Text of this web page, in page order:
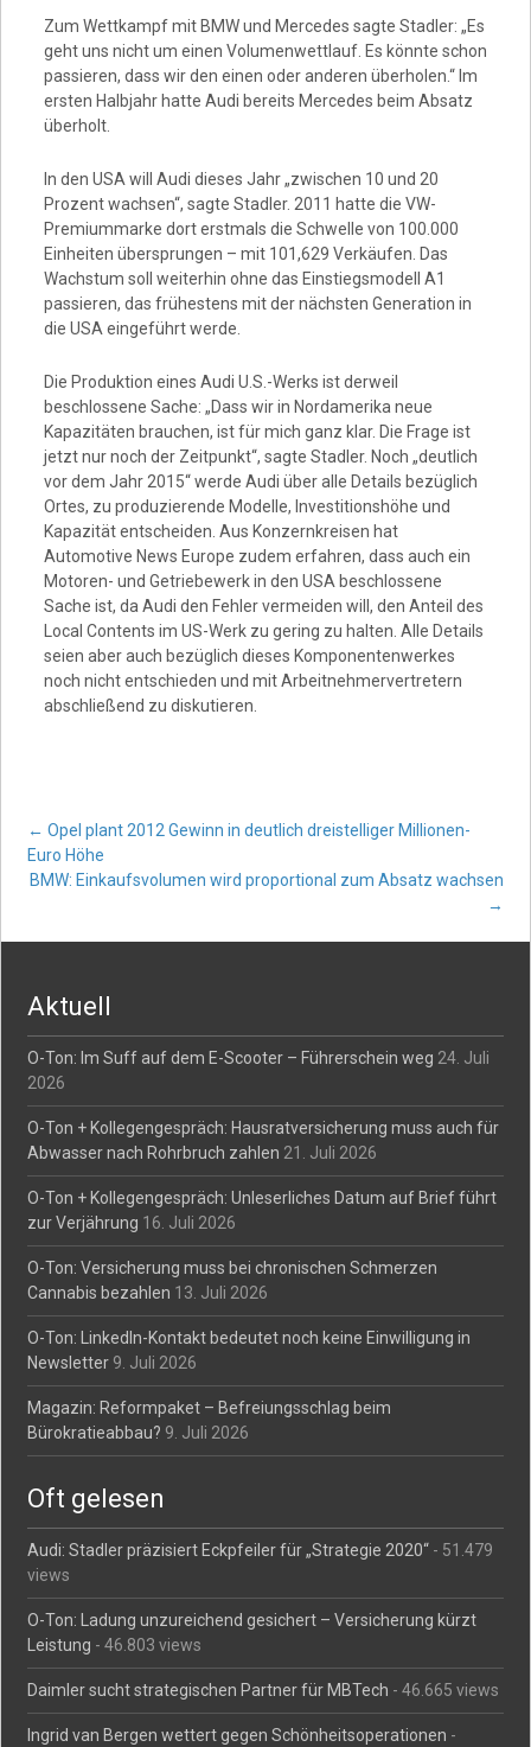
Zum Wettkampf mit BMW und Mercedes sagte Stadler: „Es
geht uns nicht um einen Volumenwettlauf. Es könnte schon
passieren, dass wir den einen oder anderen überholen.“ Im
ersten Halbjahr hatte Audi bereits Mercedes beim Absatz
überholt.
In den USA will Audi dieses Jahr „zwischen 10 und 20
Prozent wachsen“, sagte Stadler. 2011 hatte die VW-
Premiummarke dort erstmals die Schwelle von 100.000
Einheiten übersprungen – mit 101,629 Verkäufen. Das
Wachstum soll weiterhin ohne das Einstiegsmodell A1
passieren, das frühestens mit der nächsten Generation in
die USA eingeführt werde.
Die Produktion eines Audi U.S.-Werks ist derweil
beschlossene Sache: „Dass wir in Nordamerika neue
Kapazitäten brauchen, ist für mich ganz klar. Die Frage ist
jetzt nur noch der Zeitpunkt“, sagte Stadler. Noch „deutlich
vor dem Jahr 2015“ werde Audi über alle Details bezüglich
Ortes, zu produzierende Modelle, Investitionshöhe und
Kapazität entscheiden. Aus Konzernkreisen hat
Automotive News Europe zudem erfahren, dass auch ein
Motoren- und Getriebewerk in den USA beschlossene
Sache ist, da Audi den Fehler vermeiden will, den Anteil des
Local Contents im US-Werk zu gering zu halten. Alle Details
seien aber auch bezüglich dieses Komponentenwerkes
noch nicht entschieden und mit Arbeitnehmervertretern
abschließend zu diskutieren.
Post
navigation
← Opel plant 2012 Gewinn in deutlich dreistelliger Millionen-
Euro Höhe
BMW: Einkaufsvolumen wird proportional zum Absatz wachsen
→
Aktuell
O-Ton: Im Suff auf dem E-Scooter – Führerschein weg 24. Juli
2026
O-Ton + Kollegengespräch: Hausratversicherung muss auch für
Abwasser nach Rohrbruch zahlen 21. Juli 2026
O-Ton + Kollegengespräch: Unleserliches Datum auf Brief führt
zur Verjährung 16. Juli 2026
O-Ton: Versicherung muss bei chronischen Schmerzen
Cannabis bezahlen 13. Juli 2026
O-Ton: LinkedIn-Kontakt bedeutet noch keine Einwilligung in
Newsletter 9. Juli 2026
Magazin: Reformpaket – Befreiungsschlag beim
Bürokratieabbau? 9. Juli 2026
Oft gelesen
Audi: Stadler präzisiert Eckpfeiler für „Strategie 2020“ - 51.479
views
O-Ton: Ladung unzureichend gesichert – Versicherung kürzt
Leistung - 46.803 views
Daimler sucht strategischen Partner für MBTech - 46.665 views
Ingrid van Bergen wettert gegen Schönheitsoperationen -